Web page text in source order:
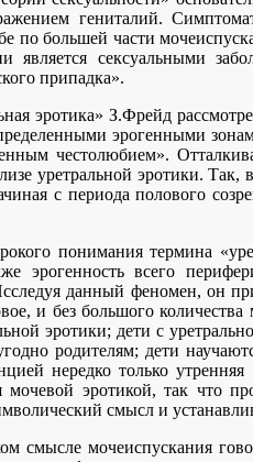
гениталий.
по большей части
является сексуальными
припадка».
эротика» З.Фрейд
эрогенными
честолюбием».
уретральной эротики.
с периода полового
понимания термина
всего
данный феномен, он
и без большого
эротики; дети с
родителям; дети
нередко только
мочевой эротикой, так что
смысл и
смысле мочеиспускания